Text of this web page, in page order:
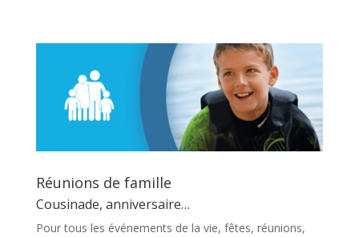
Réunions de famille
Cousinade, anniversaire…
Pour tous les événements de la vie, fêtes, réunions,